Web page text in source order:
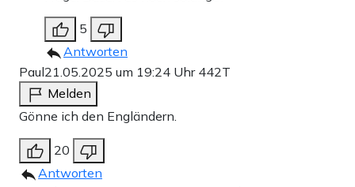
5
Antworten
Paul21.05.2025 um 19:24 Uhr 442T
Melden
Gönne ich den Engländern.
20
Antworten